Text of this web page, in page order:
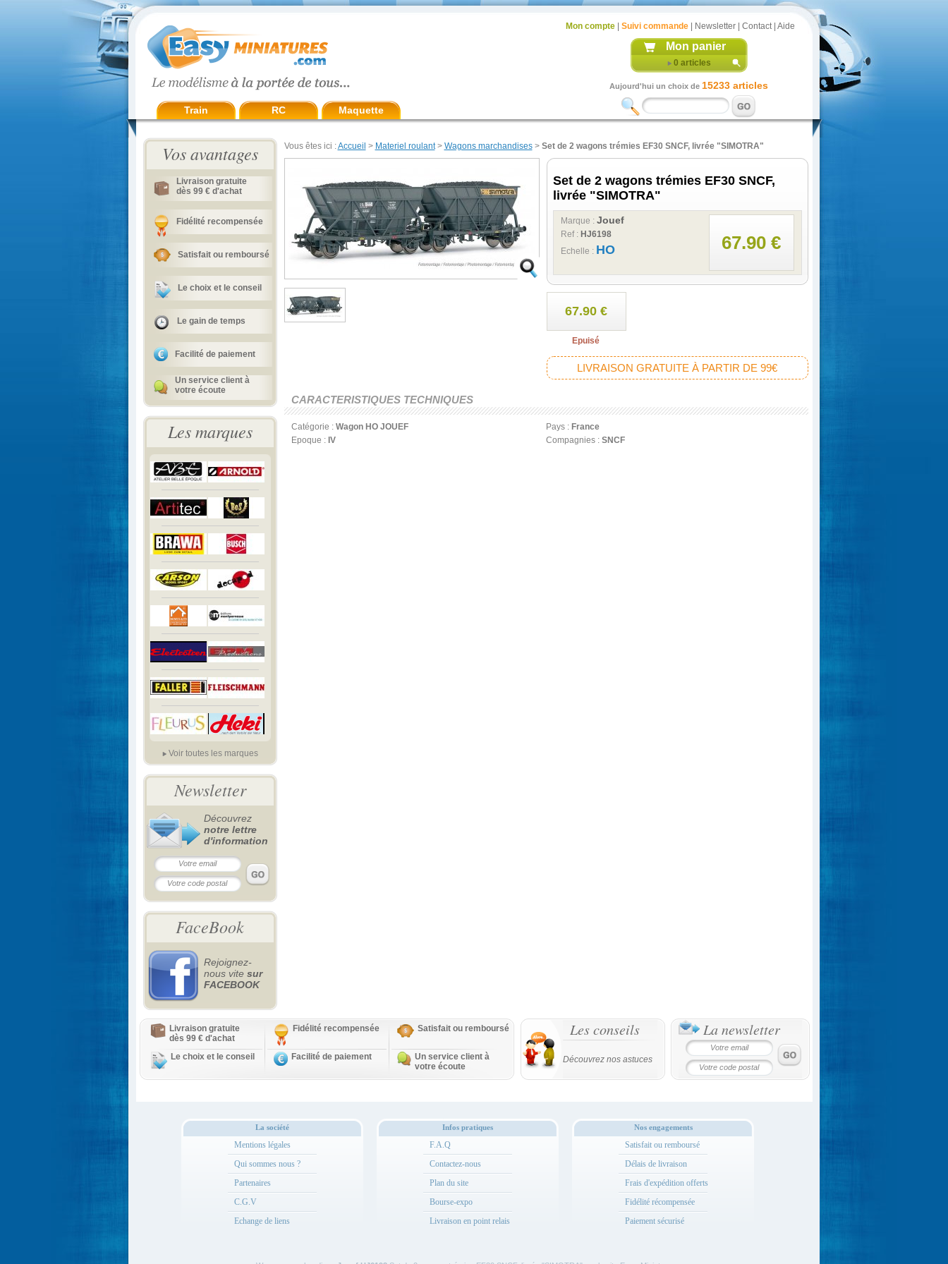
Train RC Maquette
Mon compte| Suivi commande| Newsletter| Contact| Aide
Mon panier
0 articles
Aujourd'hui un choix de 15233 articles
Vos avantages
Livraison gratuite
dès 99 € d'achat
Fidélité recompensée
Satisfait ou remboursé
Le choix et le conseil
Le gain de temps
Facilité de paiement
Un service client à
votre écoute
Les marques
Voir toutes les marques
Newsletter
Découvrez
notre lettre
d'information
FaceBook
Rejoignez-
nous vite sur
FACEBOOK
Vous êtes ici :Accueil > Materiel roulant> Wagons marchandises> Set de 2 wagons trémies EF30 SNCF, livrée "SIMOTRA"
Set de 2 wagons trémies EF30 SNCF,
livrée "SIMOTRA"
Marque : Jouef
Ref : HJ6198
Echelle : HO 67.90 €
67.90 €
Epuisé
LIVRAISON GRATUITE À PARTIR DE 99€
CARACTERISTIQUES TECHNIQUES
Catégorie : Wagon HO JOUEF Pays : France
Epoque : IV Compagnies : SNCF
Livraison gratuite
dès 99 € d'achat
Fidélité recompensée Satisfait ou remboursé
Le choix et le conseil Facilité de paiement
Un service client à
votre écoute
Les conseils
Découvrez nos astuces
La newsletter
La société
Mentions légales
Qui sommes nous ?
Partenaires
C.G.V
Echange de liens
Infos pratiques
F.A.Q
Contactez-nous
Plan du site
Bourse-expo
Livraison en point relais
Nos engagements
Satisfait ou remboursé
Délais de livraison
Frais d'expédition offerts
Fidélité récompensée
Paiement sécurisé